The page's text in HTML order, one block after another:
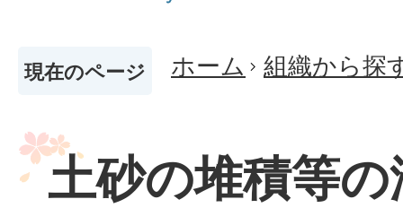
現在のページ ホーム 組織から探
土砂の堆積等